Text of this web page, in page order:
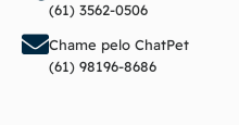
(61) 3562-0506
Chame pelo ChatPet
(61) 98196-8686